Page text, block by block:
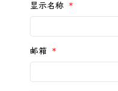
显示名称 *
邮箱 *